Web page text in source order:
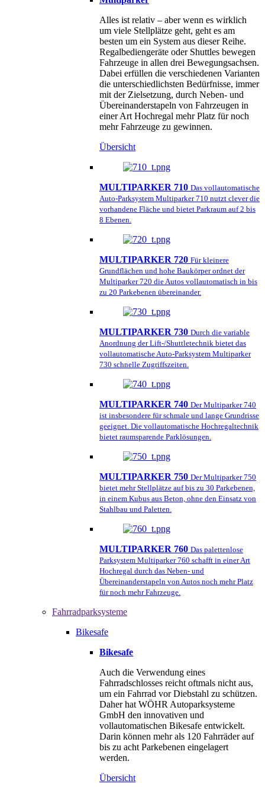
Alles ist relativ – aber wenn es wirklich
um viele Stellplätze geht, geht es am
besten um ein System aus dieser Reihe.
Regalbediengeräte oder Shuttles bewegen
Fahrzeuge in allen drei Bewegungsachsen.
Dabei erfüllen die verschiedenen Varianten
die unterschiedlichsten Bedürfnisse, immer
mit der Zielsetzung, durch Neben- und
Übereinanderstapeln von Fahrzeugen in
einer Art Hochregal mehr Platz für noch
mehr Fahrzeuge zu gewinnen.
Übersicht
MULTIPARKER 710 Das vollautomatische
Auto-Parksystem Multiparker 710 nutzt clever die
vorhandene Fläche und bietet Parkraum auf 2 bis
8 Ebenen.
MULTIPARKER 720 Für kleinere
Grundflächen und hohe Baukörper ordnet der
Multiparker 720 die Autos vollautomatisch in bis
zu 20 Parkebenen übereinander.
MULTIPARKER 730 Durch die variable
Anordnung der Lift-/Shuttletechnik bietet das
vollautomatische Auto-Parksystem Multiparker
730 schnelle Zugriffszeiten.
MULTIPARKER 740 Der Multiparker 740
ist insbesondere für schmale und lange Grundrisse
geeignet. Die vollautomatische Hochregaltechnik
bietet raumsparende Parklösungen.
MULTIPARKER 750 Der Multiparker 750
bietet mehr Stellplätze auf bis zu 30 Parkebenen,
in einem Kubus aus Beton, ohne den Einsatz von
Stahlbau und Paletten.
MULTIPARKER 760 Das palettenlose
Parksystem Multiparker 760 schafft in einer Art
Hochregal durch das Neben- und
Übereinanderstapeln von Autos noch mehr Platz
für noch mehr Fahrzeuge.
Fahrradparksysteme
Bikesafe
Bikesafe
Auch die Verwendung eines
Fahrradschlosses reicht oftmals nicht aus,
um ein Fahrrad vor Diebstahl zu schützen.
Daher hat WÖHR Autoparksysteme
GmbH den innovativen und
vollautomatischen Bikesafe entwickelt.
Darin können mehr als 120 Fahrräder auf
bis zu acht Parkebenen eingelagert
werden.
Übersicht